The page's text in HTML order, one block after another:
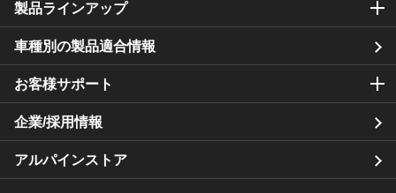
製品ラインアップ
車種別の製品適合情報
お客様サポート
企業/採用情報
アルパインストア